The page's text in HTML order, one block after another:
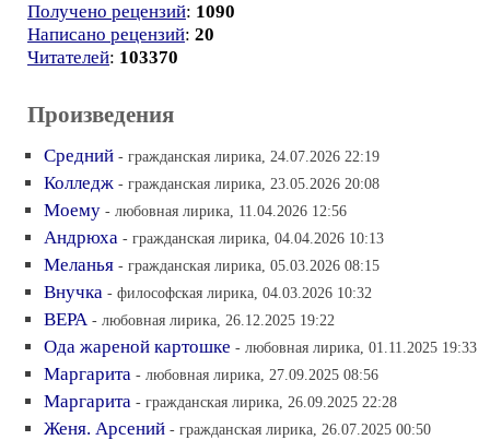
Получено рецензий: 1090
Написано рецензий: 20
Читателей: 103370
Произведения
Средний - гражданская лирика, 24.07.2026 22:19
Колледж - гражданская лирика, 23.05.2026 20:08
Моему - любовная лирика, 11.04.2026 12:56
Андрюха - гражданская лирика, 04.04.2026 10:13
Меланья - гражданская лирика, 05.03.2026 08:15
Внучка - философская лирика, 04.03.2026 10:32
ВЕРА - любовная лирика, 26.12.2025 19:22
Ода жареной картошке - любовная лирика, 01.11.2025 19:33
Маргарита - любовная лирика, 27.09.2025 08:56
Маргарита - гражданская лирика, 26.09.2025 22:28
Женя. Арсений - гражданская лирика, 26.07.2025 00:50